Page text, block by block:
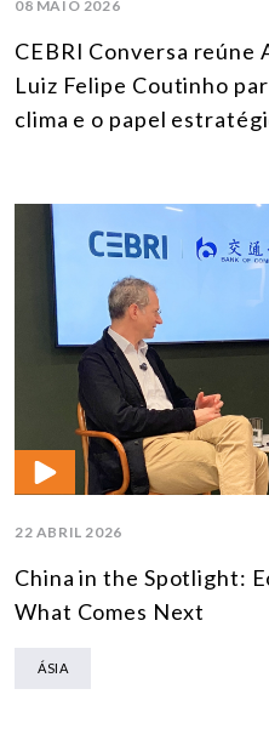
08 MAIO 2026
CEBRI Conversa reúne
Luiz Felipe Coutinho
clima e o papel
22 ABRIL 2026
China in the Spotlight:
What Comes Next
ÁSIA